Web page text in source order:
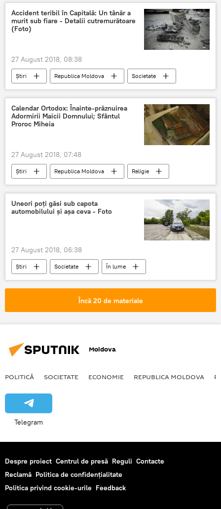
Ziua Independenței
Evenimente
cultural
Accident teribil în Capitală: Un tânăr a
murit sub fiare - Detalii cutremurătoare
(Foto)
27 August 2018, 08:38
Știri Republica Moldova
Societate
chișinău
Moldova
accident
Moldova
teribil
Calendar Ortodox: Înainte-prăznuirea
Adormirii Maicii Domnului; Sfântul
Proroc Miheia
27 August 2018, 07:48
Știri Republica Moldova
Religie
Societate
Adormirea Maicii Domnului
calendar ortodox
Uneori poți găsi sub capota
automobilului și așa ceva - Foto
27 August 2018, 06:38
Știri Societate
În lume
Lume
politie
automobil
Încă 20 de materiale
Moldova
POLITICĂ SOCIETATE ECONOMIE REPUBLICA MOLDOVA
Telegram
Despre proiect Centrul de presă Reguli Contacte
Reclamă Politica de confidențialitate
Politica privind cookie-urile Feedback